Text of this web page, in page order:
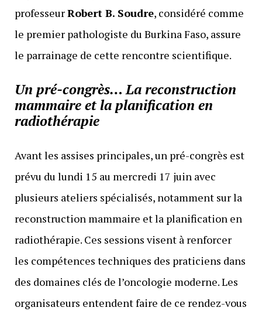
professeurRobert B. Soudre, considéré comme
le premier pathologiste du Burkina Faso, assure
le parrainage de cette rencontre scientifique.
Un pré-congrès… La reconstruction
mammaire et la planification en
radiothérapie
Avant les assises principales, un pré-congrès est
prévu du lundi 15 au mercredi 17 juin avec
plusieurs ateliers spécialisés, notamment sur la
reconstruction mammaire et la planification en
radiothérapie. Ces sessions visent à renforcer
les compétences techniques des praticiens dans
des domaines clés de l’oncologie moderne. Les
organisateurs entendent faire de ce rendez-vous